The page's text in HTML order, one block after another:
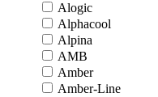
Alogic
Alphacool
Alpina
AMB
Amber
Amber-Line